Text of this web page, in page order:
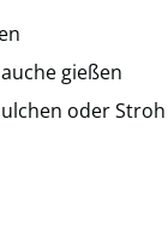
gießen
oder Stroh